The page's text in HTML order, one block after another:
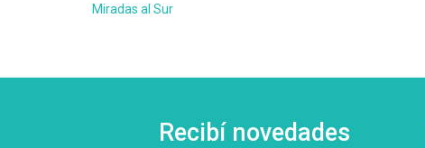
Miradas al Sur
Recibí novedades